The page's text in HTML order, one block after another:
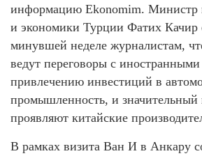
информацию Ekonomim. Министр
и экономики Турции Фатих Качир
минувшей неделе журналистам,
ведут переговоры с
привлечению инвестиций в
промышленность, и значительный
проявляют китайские
В рамках визита Ван И в Анкару